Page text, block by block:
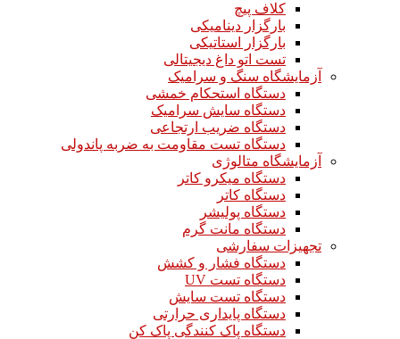
کلاف پیچ
بارگزار دینامیکی
بارگزار استاتیکی
تست اتو داغ دیجیتالی
آزمایشگاه سنگ و سرامیک
دستگاه استحکام خمشی
دستگاه سایش سرامیک
دستگاه ضریب ارتجاعی
دستگاه تست مقاومت به ضربه پاندولی
آزمایشگاه متالوژی
دستگاه میکرو کاتر
دستگاه کاتر
دستگاه پولیشر
دستگاه مانت گرم
تجهیزات سفارشی
دستگاه فشار و کشش
دستگاه تست UV
دستگاه تست سایش
دستگاه پایداری حرارتی
دستگاه پاک کنندگی پاک کن